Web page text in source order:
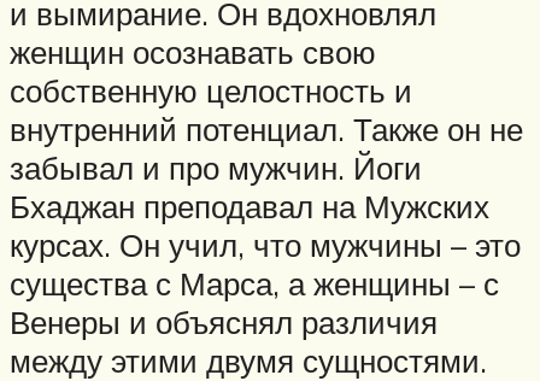
и вымирание. Он вдохновлял
женщин осознавать свою
собственную целостность и
внутренний потенциал. Также он не
забывал и про мужчин. Йоги
Бхаджан преподавал на Мужских
курсах. Он учил, что мужчины – это
существа с Марса, а женщины – с
Венеры и объяснял различия
между этими двумя сущностями.